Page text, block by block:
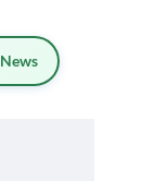
News